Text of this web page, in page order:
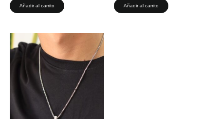
Añadir al carrito Añadir al carrito